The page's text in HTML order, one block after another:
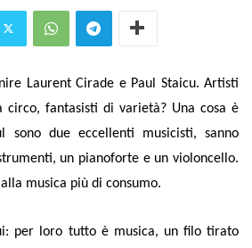
Laurent Cirade e Paul Staicu. Artisti
circo, fantasisti di varietà? Una cosa è
sono due eccellenti musicisti, sanno
un pianoforte e un violoncello.
musica più di consumo.
per loro tutto è musica, un filo tirato